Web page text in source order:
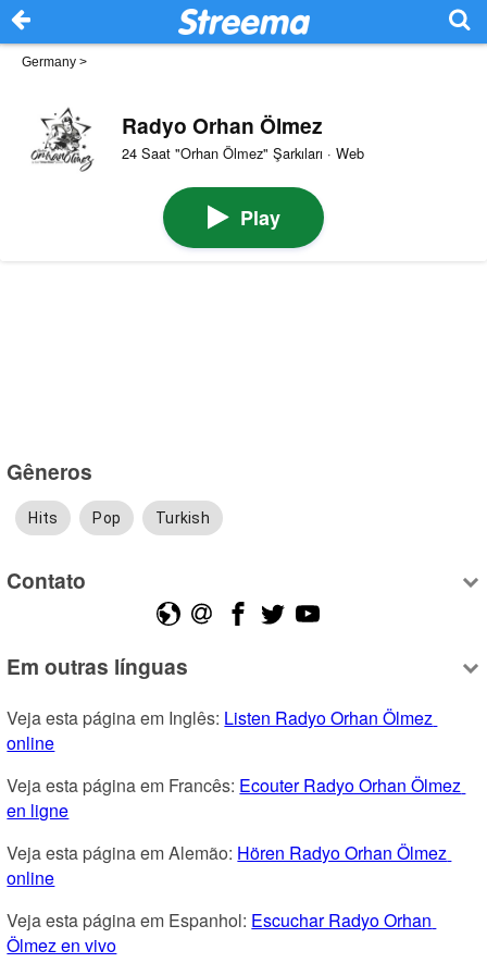
Germany >
Radyo Orhan Ölmez
24 Saat "Orhan Ölmez" Şarkıları · Web
Play
Gêneros
Hits Pop Turkish
Contato
Em outras línguas
Veja esta página em Inglês: Listen Radyo Orhan Ölmez
online
Veja esta página em Francês: Ecouter Radyo Orhan Ölmez
en ligne
Veja esta página em Alemão: Hören Radyo Orhan Ölmez
online
Veja esta página em Espanhol: Escuchar Radyo Orhan
Ölmez en vivo